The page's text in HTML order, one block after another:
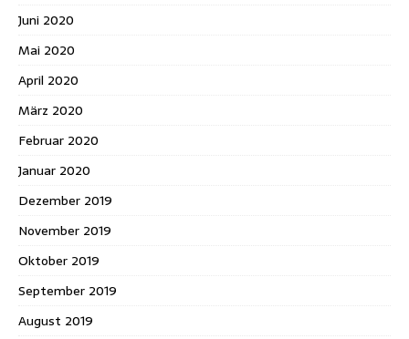
Juni 2020
Mai 2020
April 2020
März 2020
Februar 2020
Januar 2020
Dezember 2019
November 2019
Oktober 2019
September 2019
August 2019